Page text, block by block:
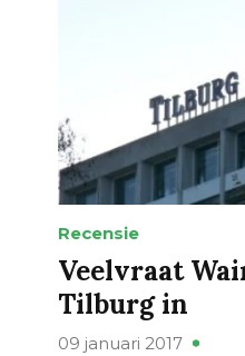
Recensie
Veelvraat
Tilburg in
09 januari 2017